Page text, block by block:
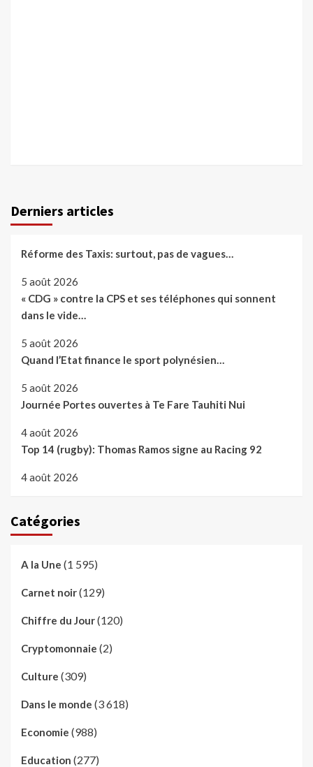
Derniers articles
Réforme des Taxis: surtout, pas de vagues…
5 août 2026
« CDG » contre la CPS et ses téléphones qui sonnent
dans le vide…
5 août 2026
Quand l’Etat finance le sport polynésien…
5 août 2026
Journée Portes ouvertes à Te Fare Tauhiti Nui
4 août 2026
Top 14 (rugby): Thomas Ramos signe au Racing 92
4 août 2026
Catégories
A la Une (1 595)
Carnet noir(129)
Chiffre du Jour(120)
Cryptomonnaie (2)
Culture (309)
Dans le monde (3 618)
Economie (988)
Education (277)